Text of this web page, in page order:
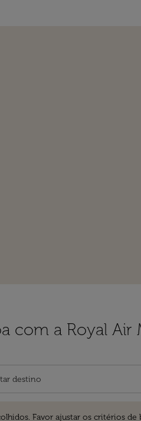
com a Royal Air
Favor ajustar os critérios de